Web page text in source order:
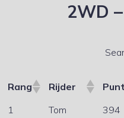
2WD
Rang Rijder
1
Tom 394